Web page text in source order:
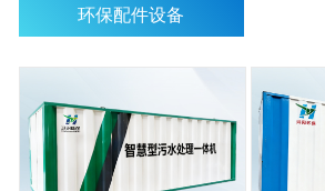
环保配件设备